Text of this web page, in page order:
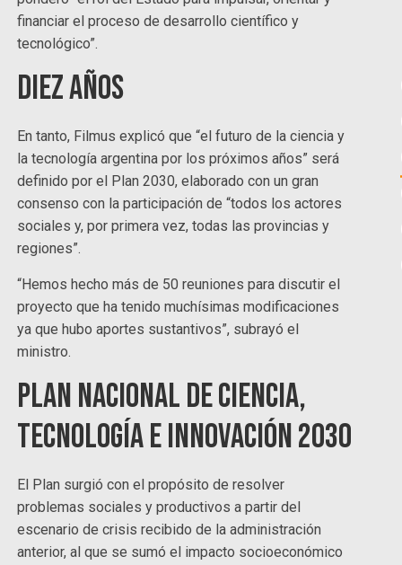
financiar el proceso de desarrollo científico y
tecnológico”.
Diez años
En tanto, Filmus explicó que “el futuro de la ciencia y
la tecnología argentina por los próximos años” será
definido por el Plan 2030, elaborado con un gran
consenso con la participación de “todos los actores
sociales y, por primera vez, todas las provincias y
regiones”.
“Hemos hecho más de 50 reuniones para discutir el
proyecto que ha tenido muchísimas modificaciones
ya que hubo aportes sustantivos”, subrayó el
ministro.
Plan Nacional de Ciencia,
Tecnología e Innovación 2030
El Plan surgió con el propósito de resolver
problemas sociales y productivos a partir del
escenario de crisis recibido de la administración
anterior, al que se sumó el impacto socioeconómico